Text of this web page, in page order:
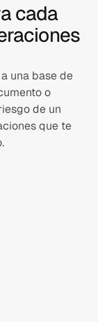
cada
una base de
o
de un
que te